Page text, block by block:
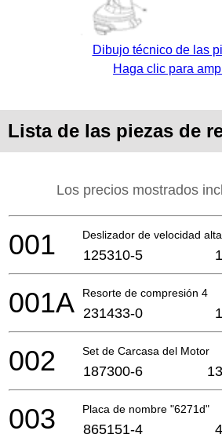
Dibujo técnico de las
Haga clic para
Lista de las piezas de
Los precios mostrados
Deslizador de velocidad
001 125310-5
Resorte de compresión 4
001A 231433-0
Set de Carcasa del Motor
002 187300-6
Placa de nombre "6271d"
003 865151-4